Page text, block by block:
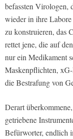
befassten Virologen,
wieder in ihre
zu konstruieren, das
rettet jene, die auf
nur ein Medikament
Maskenpflichten,
die Bestrafung von
Derart
getriebene
Befürworter, endlich